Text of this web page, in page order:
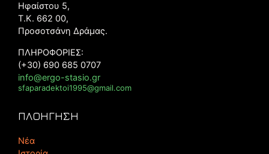
Ηφαίστου 5,
Τ.Κ. 662 00,
Προσοτσάνη Δράμας.
ΠΛΗΡΟΦΟΡΙΕΣ:
(+30) 690 685 0707
info@ergo-stasio.gr
sfaparadektoi1995@gmail.com
ΠΛΟΗΓΗΣΗ
Νέα